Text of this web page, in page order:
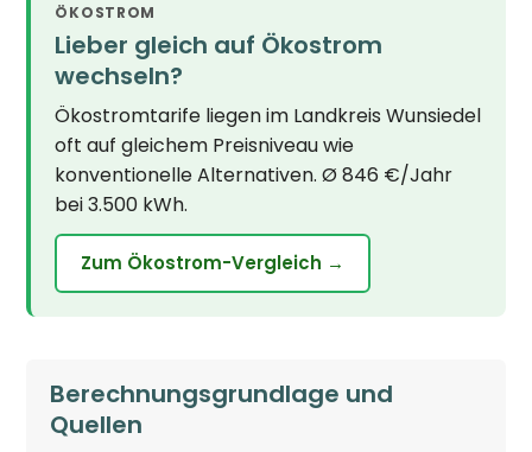
ÖKOSTROM
Lieber gleich auf Ökostrom
wechseln?
Ökostromtarife liegen im Landkreis Wunsiedel
oft auf gleichem Preisniveau wie
konventionelle Alternativen. Ø 846 €/Jahr
bei 3.500 kWh.
Zum Ökostrom-Vergleich →
Berechnungsgrundlage und
Quellen